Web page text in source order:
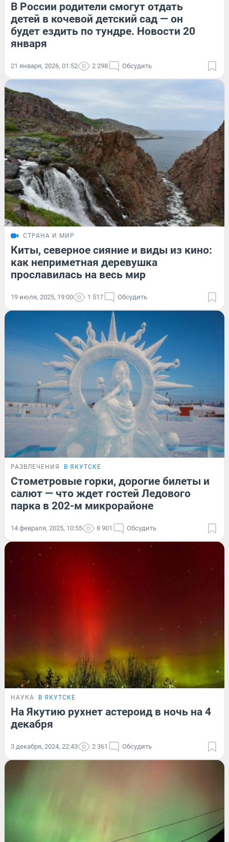
В России родители смогут отдать
детей в кочевой детский сад — он
будет ездить по тундре. Новости 20
января
21 января, 2026, 01:52 2 298 Обсудить
СТРАНА И МИР
Киты, северное сияние и виды из кино:
как неприметная деревушка
прославилась на весь мир
19 июля, 2025, 19:00 1 517 Обсудить
РАЗВЛЕЧЕНИЯ В ЯКУТСКЕ
Стометровые горки, дорогие билеты и
салют — что ждет гостей Ледового
парка в 202-м микрорайоне
14 февраля, 2025, 10:55 8 901 Обсудить
НАУКА В ЯКУТСКЕ
На Якутию рухнет астероид в ночь на 4
декабря
3 декабря, 2024, 22:43 2 361 Обсудить